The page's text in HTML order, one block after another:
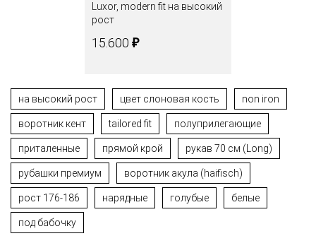
Luxor, modern fit на высокий
рост
15.600 ₽
на высокий рост цвет слоновая кость non iron
воротник кент tailored fit полуприлегающие
приталенные прямой крой рукав 70 см (Long)
рубашки премиум воротник акула (haifisch)
рост 176-186 нарядные голубые белые
под бабочку